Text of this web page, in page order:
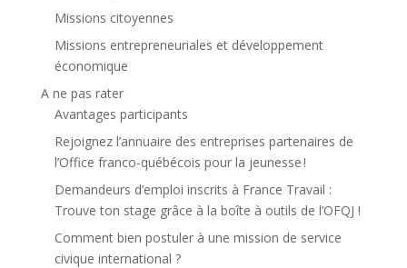
Missions citoyennes
Missions entrepreneuriales et développement
économique
A ne pas rater
Avantages participants
Rejoignez l’annuaire des entreprises partenaires de
l’Office franco-québécois pour la jeunesse !
Demandeurs d’emploi inscrits à France Travail :
Trouve ton stage grâce à la boîte à outils de l’OFQJ !
Comment bien postuler à une mission de service
civique international ?